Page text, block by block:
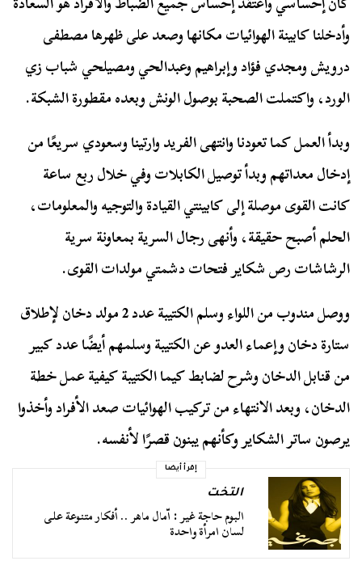
وأدخلنا كابينة الهوائيات مكانها وصعد على ظهرها مصطفى
درويش ومجدي فؤاد وإبراهيم وعبدالحي ومصيلحي شباب زي
الورد، واكتملت الصحبة بوصول الونش وبعده مقطورة الشبكة.
وبدأ العمل كما تعودنا وانتهى الفريد وارتينا وسعودي سريعًا من
إدخال معداتهم وبدأ توصيل الكابلات وفي خلال ربع ساعة
كانت القوى موصلة إلى كابينتي القيادة والتوجيه والمعلومات،
الحلم أصبح حقيقة، وأنهى رجال السرية بمعاونة سرية
الرشاشات رص شكاير فتحات دشمتي مولدات القوى.
ووصل مندوب من اللواء وسلم الكتيبة عدد 2 مولد دخان لإطلاق
ستارة دخان وإعماء العدو عن الكتيبة وسلمهم أيضًا عدد كبير
من قنابل الدخان وشرح لضابط كيما الكتيبة كيفية عمل خطة
الدخان، وبعد الانتهاء من تركيب الهوائيات صعد الأفراد وأخذوا
يرصون ساتر الشكاير وكأنهم يبنون قصرًا لأنفسه.
إقرأ أيضا
التخت
البوم حاجة غير : اّمال ماهر .. أفكار متنوعة على
لسان امرأة واحدة